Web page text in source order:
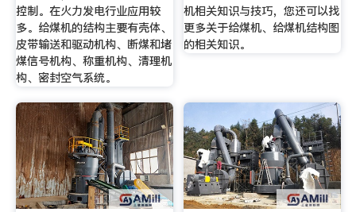
控制。在火力发电行业应用较
多。给煤机的结构主要有壳体、
皮带输送和驱动机构、断煤和堵
煤信号机构、称重机构、清理机
构、密封空气系统。
机相关知识与技巧，您还可以找
更多关于给煤机、给煤机结构图
的相关知识。